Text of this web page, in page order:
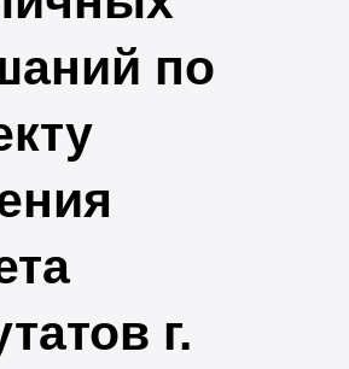
по
г.